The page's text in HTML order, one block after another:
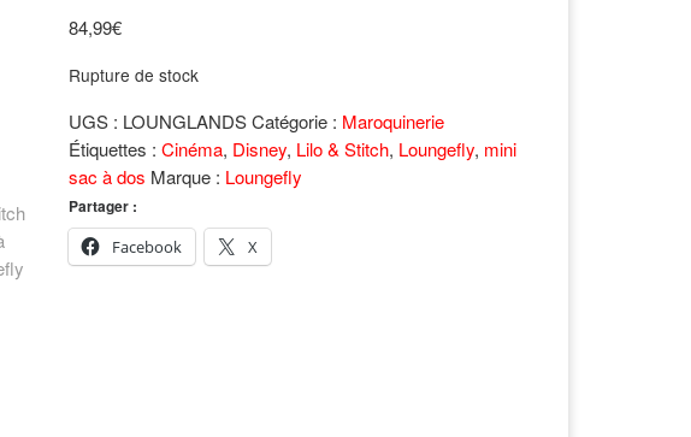
84,99€
Rupture de stock
UGS : LOUNGLANDSCatégorie : Maroquinerie
Étiquettes : Cinéma, Disney, Lilo & Stitch, Loungefly, mini
sac à dos Marque : Loungefly
Partager :
Facebook
X